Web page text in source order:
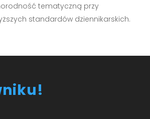
tematyczną przy
standardów dziennikarskich.